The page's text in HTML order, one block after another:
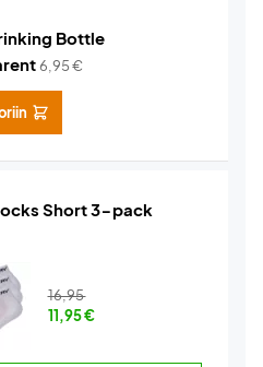
Bottle
6,95€
Short 3-pack
16,95
11,95€